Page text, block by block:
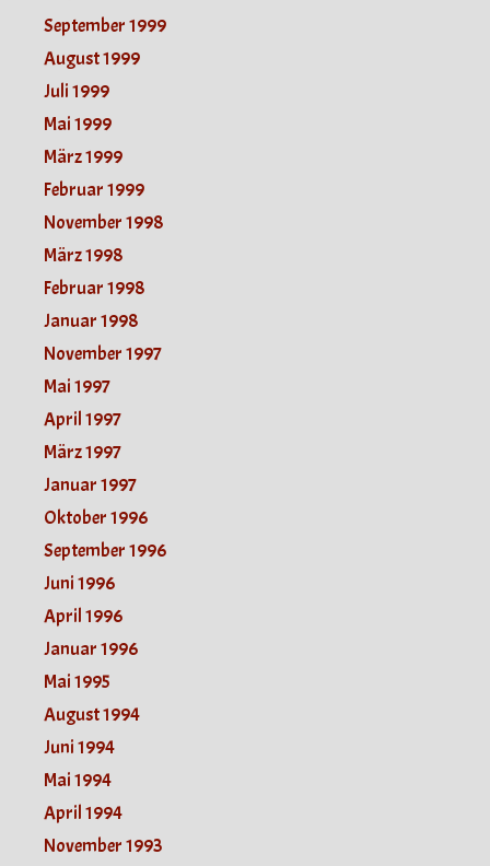
September 1999
August 1999
Juli 1999
Mai 1999
März 1999
Februar 1999
November 1998
März 1998
Februar 1998
Januar 1998
November 1997
Mai 1997
April 1997
März 1997
Januar 1997
Oktober 1996
September 1996
Juni 1996
April 1996
Januar 1996
Mai 1995
August 1994
Juni 1994
Mai 1994
April 1994
November 1993